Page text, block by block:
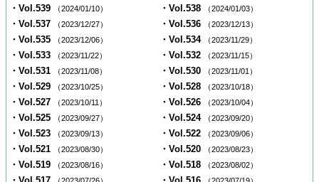
・Vol.539 （2024/01/10） ・Vol.538 （2024/01/03）
・Vol.537 （2023/12/27） ・Vol.536 （2023/12/13）
・Vol.535 （2023/12/06） ・Vol.534 （2023/11/29）
・Vol.533 （2023/11/22） ・Vol.532 （2023/11/15）
・Vol.531 （2023/11/08） ・Vol.530 （2023/11/01）
・Vol.529 （2023/10/25） ・Vol.528 （2023/10/18）
・Vol.527 （2023/10/11） ・Vol.526 （2023/10/04）
・Vol.525 （2023/09/27） ・Vol.524 （2023/09/20）
・Vol.523 （2023/09/13） ・Vol.522 （2023/09/06）
・Vol.521 （2023/08/30） ・Vol.520 （2023/08/23）
・Vol.519 （2023/08/16） ・Vol.518 （2023/08/02）